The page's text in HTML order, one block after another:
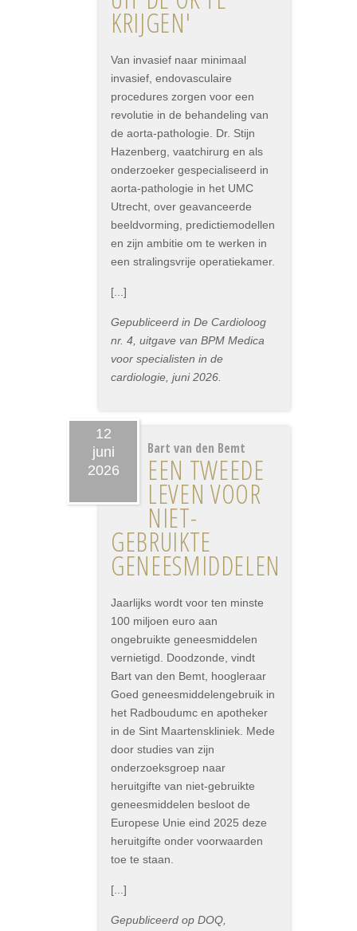
KRIJGEN'
Van invasief naar minimaal
invasief, endovasculaire
procedures zorgen voor een
revolutie in de behandeling van
de aorta-pathologie. Dr. Stijn
Hazenberg, vaatchirurg en als
onderzoeker gespecialiseerd in
aorta-pathologie in het UMC
Utrecht, over geavanceerde
beeldvorming, predictiemodellen
en zijn ambitie om te werken in
een stralingsvrije operatiekamer.
[...]
Gepubliceerd in De Cardioloog
nr. 4, uitgave van BPM Medica
voor specialisten in de
cardiologie, juni 2026.
12
juni
2026
Bart van den Bemt
EEN TWEEDE
LEVEN VOOR
NIET-
GEBRUIKTE
GENEESMIDDELEN
Jaarlijks wordt voor ten minste
100 miljoen euro aan
ongebruikte geneesmiddelen
vernietigd. Doodzonde, vindt
Bart van den Bemt, hoogleraar
Goed geneesmiddelengebruik in
het Radboudumc en apotheker
in de Sint Maartenskliniek. Mede
door studies van zijn
onderzoeksgroep naar
heruitgifte van niet-gebruikte
geneesmiddelen besloot de
Europese Unie eind 2025 deze
heruitgifte onder voorwaarden
toe te staan.
[...]
Gepubliceerd op DOQ,